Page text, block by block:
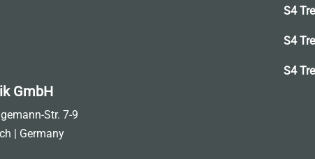
S4
S4
S4
GmbH
Str. 7-9
| Germany